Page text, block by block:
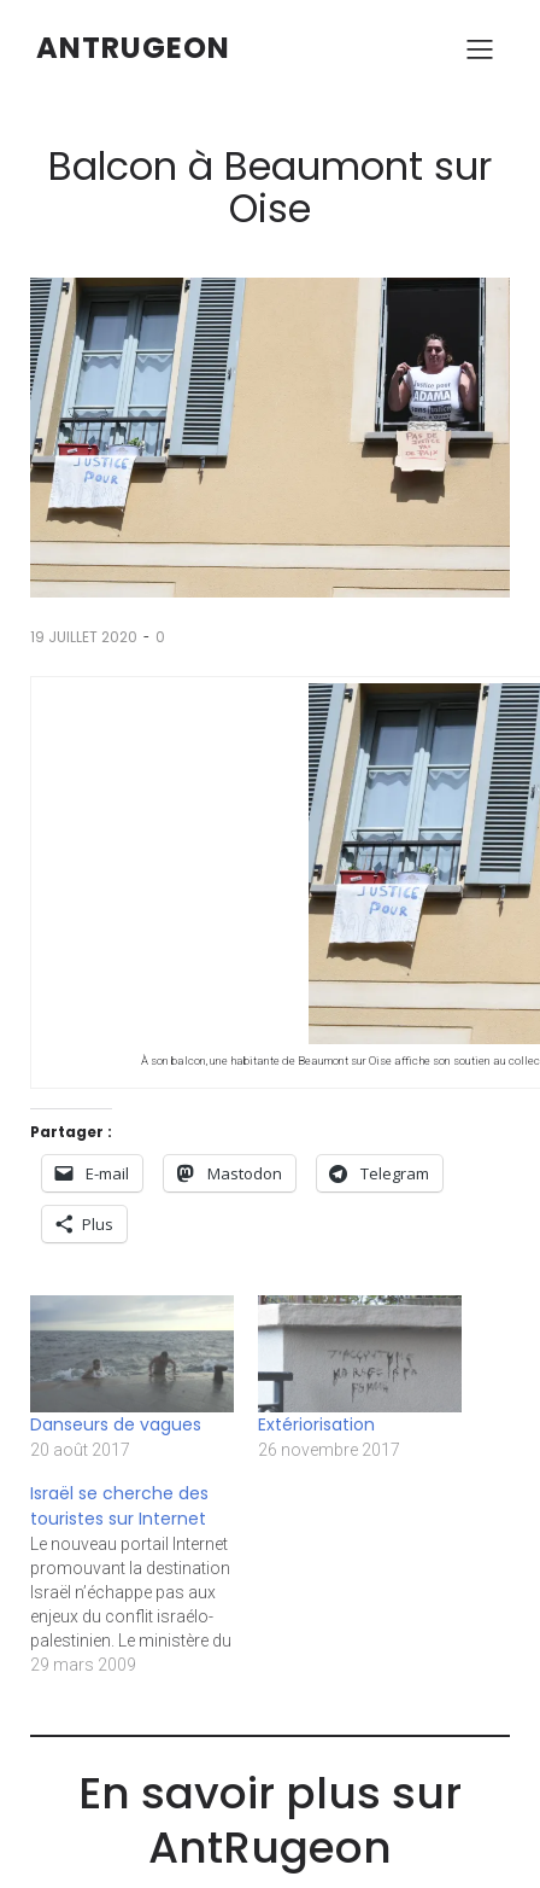
ANTRUGEON
Balcon à Beaumont sur
Oise
19 JUILLET 2020 - 0
À son balcon, une habitante de Beaumont sur Oise affiche son soutien au
Partager :
E-mail Mastodon Telegram
Plus
Danseurs de vagues
20 août 2017
Extériorisation
26 novembre 2017
Israël se cherche des
touristes sur Internet
Le nouveau portail Internet
promouvant la destination
Israël n’échappe pas aux
enjeux du conflit israélo-
palestinien. Le ministère du
Tourisme israélien vient de
multimédia pour
Israël. La page
www.goisrael.com/vt/
propose, en anglais, de
visiter Israël à l’aide…
29 mars 2009
En savoir plus sur
AntRugeon